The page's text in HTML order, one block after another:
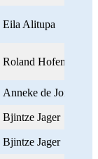
Eila Alitupa
Roland Hofeneder
Anneke de Jong
Bjintze Jager
Bjintze Jager